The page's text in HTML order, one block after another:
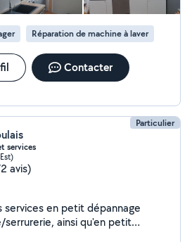
Réparation de machine à laver
Contacter
Particulier
services
avis)
services en petit dépannage
ainsi qu'en petit